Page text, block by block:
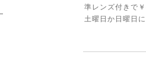
準レンズ付きで
土曜日か日曜日